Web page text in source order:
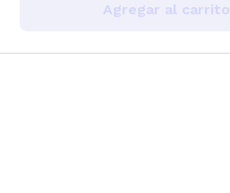
Agregar al carrito